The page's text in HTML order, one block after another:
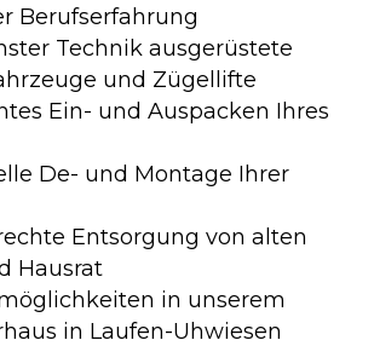
Berufserfahrung
Technik ausgerüstete
und Zügellifte
Ein- und Auspacken Ihres
De- und Montage Ihrer
Entsorgung von alten
Hausrat
in unserem
in Laufen-Uhwiesen